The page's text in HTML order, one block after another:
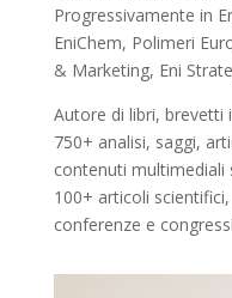
Progressivamente in
EniChem, Polimeri
& Marketing, Eni
Autore di libri, brevetti
750+ analisi, saggi,
contenuti multimediali
100+ articoli
conferenze e